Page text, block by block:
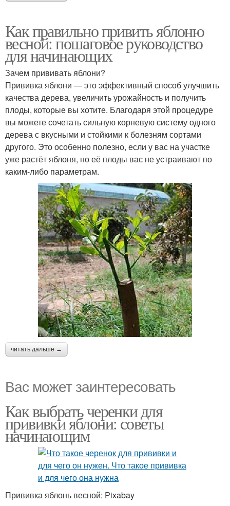
Как правильно привить яблоню
весной: пошаговое руководство
для начинающих
Зачем прививать яблони?
Прививка яблони — это эффективный способ улучшить
качества дерева, увеличить урожайность и получить
плоды, которые вы хотите. Благодаря этой процедуре
вы можете сочетать сильную корневую систему одного
дерева с вкусными и стойкими к болезням сортами
другого. Это особенно полезно, если у вас на участке
уже растёт яблоня, но её плоды вас не устраивают по
каким-либо параметрам.
читать дальше →
Вас может заинтересовать
Как выбрать черенки для
прививки яблони: советы
начинающим
Прививка яблонь весной: Pixabay